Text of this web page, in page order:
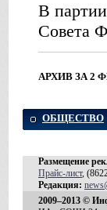
В
Совета
АРХИВ ЗА 2
ОБЩЕСТВО
Размещение
Прайс-лист,
Редакция:
2009–2013 ©